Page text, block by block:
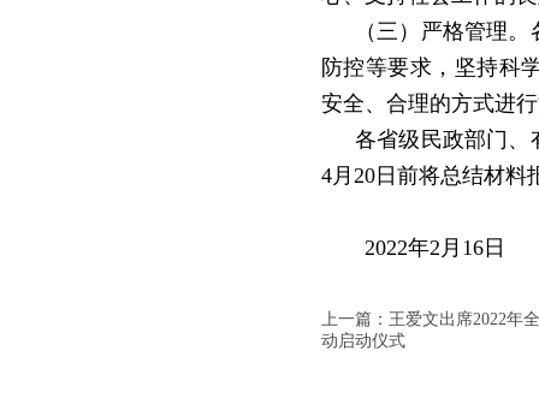
（三）严格管理
防控等要求，坚持科
安全、合理的方式进
各省级民政部门、
4月 20 日前将总结材料
2022年2 月 16 日
上一篇：王爱文出席2022年
动启动仪式